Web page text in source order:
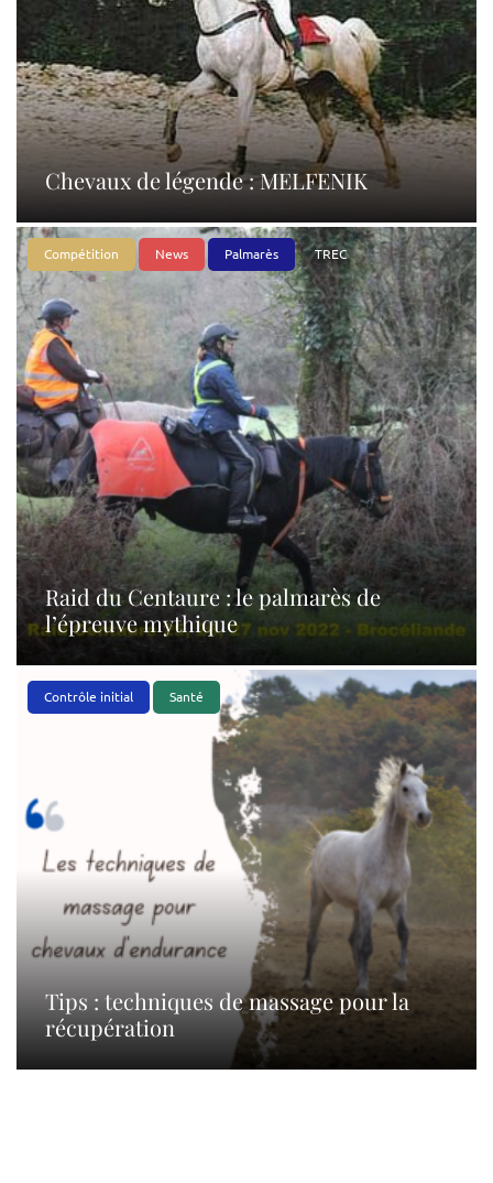
Chevaux de légende : MELFENIK
Compétition News Palmarès TREC
Raid du Centaure : le palmarès de
l’épreuve mythique
Contrôle initial Santé
Tips : techniques de massage pour la
récupération